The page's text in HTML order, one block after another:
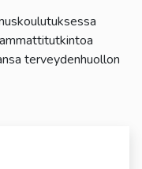
terveydenhuollon